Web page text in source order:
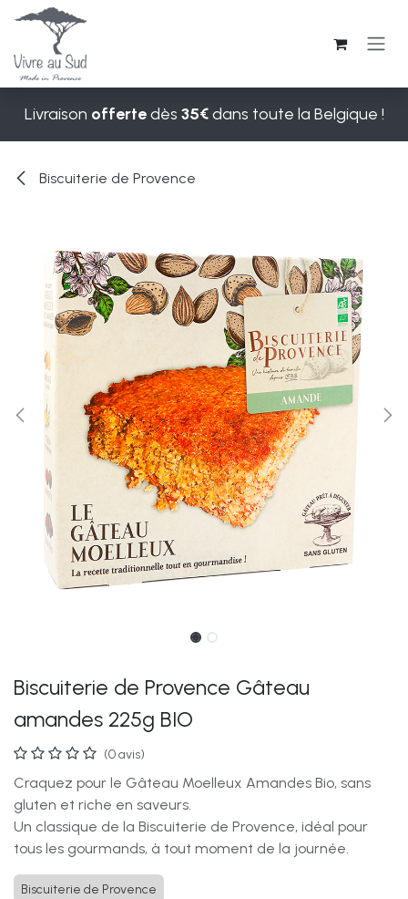
Se rendre au contenu
Livraison offertedès 35€dans toute la Belgique !
Biscuiterie de Provence
Biscuiterie de Provence Gâteau
amandes 225g BIO
(0 avis)
Craquez pour le Gâteau Moelleux Amandes Bio, sans
gluten et riche en saveurs.
Un classique de la Biscuiterie de Provence, idéal pour
tous les gourmands, à tout moment de la journée.
Biscuiterie de Provence